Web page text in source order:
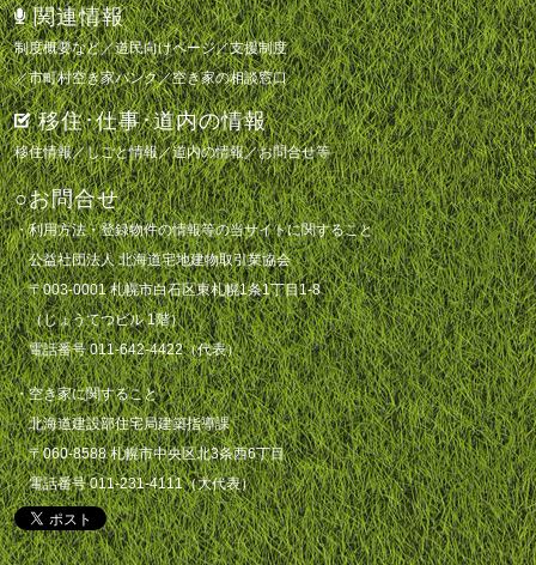
関連情報
制度概要など／道民向けページ／支援制度
／市町村空き家バンク／空き家の相談窓口
移住･仕事･道内の情報
移住情報／しごと情報／道内の情報／お問合せ等
○お問合せ
・利用方法・登録物件の情報等の当サイトに関すること
公益社団法人 北海道宅地建物取引業協会
〒003-0001 札幌市白石区東札幌1条1丁目1-8
（じょうてつビル 1階）
電話番号 011-642-4422（代表）
・空き家に関すること
北海道建設部住宅局建築指導課
〒060-8588 札幌市中央区北3条西6丁目
電話番号 011-231-4111（大代表）